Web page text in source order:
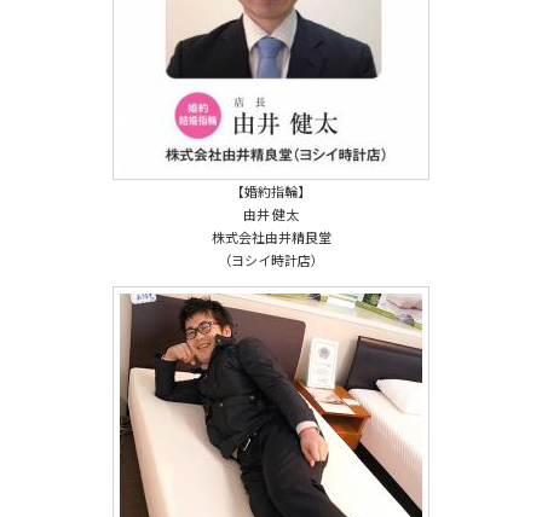
【婚約指輪】
由井 健太
株式会社由井精良堂
（ヨシイ時計店）